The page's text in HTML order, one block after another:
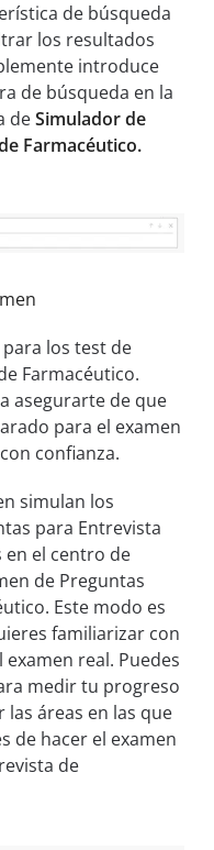
de búsqueda
los resultados
introduce
de búsqueda en la
deSimulador de
Farmacéutico.
los test de
Farmacéutico.
asegurarte de que
para el examen
confianza.
simulan los
para Entrevista
en el centro de
de Preguntas
Este modo es
familiarizar con
real. Puedes
medir tu progreso
áreas en las que
de hacer el examen
de